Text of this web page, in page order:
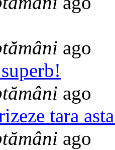
ago
ago
tara
ago